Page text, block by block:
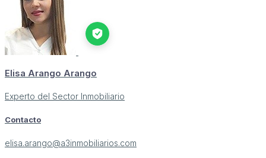
Elisa Arango Arango
Experto del Sector Inmobiliario
Contacto
elisa.arango@a3inmobiliarios.com